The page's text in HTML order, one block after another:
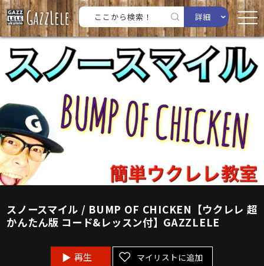
詳細
スノースマイル / BUMP OF CHICKEN【ウクレレ 超
かんたん版 コード&レッスン付】GAZZLELE
再生 マイリストに追加